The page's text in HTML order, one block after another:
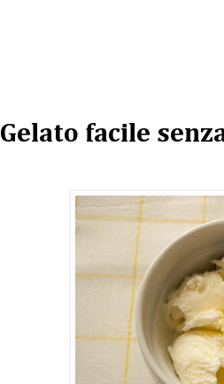
Gelato facile